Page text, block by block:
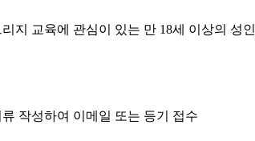
지 교육에 관심이 있는 만 18세 이상의 성인
작성하여 이메일 또는 등기 접수